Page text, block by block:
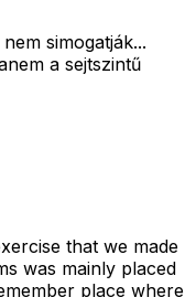
simogatják...
a sejtszintű
that we made
was mainly placed
place where